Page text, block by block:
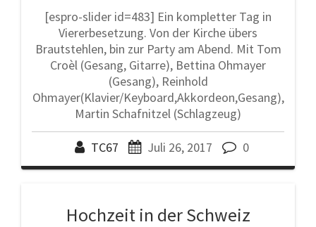
[espro-slider id=483] Ein kompletter Tag in
Viererbesetzung. Von der Kirche übers
Brautstehlen, bin zur Party am Abend. Mit Tom
Croèl (Gesang, Gitarre), Bettina Ohmayer
(Gesang), Reinhold
Ohmayer(Klavier/Keyboard,Akkordeon,Gesang),
Martin Schafnitzel (Schlagzeug)
TC67 Juli 26, 2017 0
Hochzeit in der Schweiz